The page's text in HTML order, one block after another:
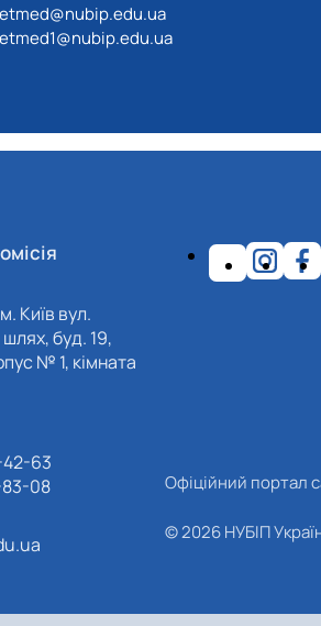
Київ вул.
буд. 19,
№ 1, кімната
63
08
Офіційний портал
© 2026 НУБІП